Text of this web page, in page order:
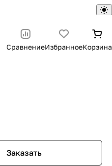
СравнениеИзбранноеКорзина
Заказать